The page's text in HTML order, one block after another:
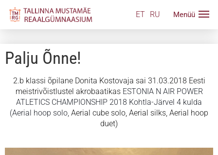
ET RU
Palju Õnne!
2.b klassi õpilane Donita Kostovaja sai 31.03.2018 Eesti
meistrivõistlustel akrobaatikas ESTONIA N AIR POWER
ATLETICS CHAMPIONSHIP 2018 Kohtla-Järvel 4 kulda
(Aerial hoop solo, Aerial cube solo, Aerial silks, Aerial hoop
duet)